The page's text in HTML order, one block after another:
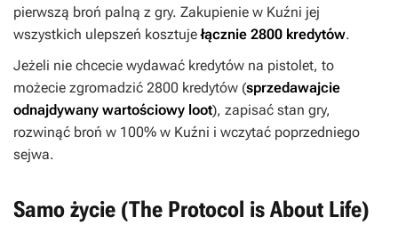
pierwszą broń palną z gry. Zakupienie w Kuźni jej
wszystkich ulepszeń kosztujełącznie 2800 kredytów.
Jeżeli nie chcecie wydawać kredytów na pistolet, to
możecie zgromadzić 2800 kredytów (sprzedawajcie
odnajdywany wartościowy loot), zapisać stan gry,
rozwinąć broń w 100% w Kuźni i wczytać poprzedniego
sejwa.
Samo życie (The Protocol is About Life)